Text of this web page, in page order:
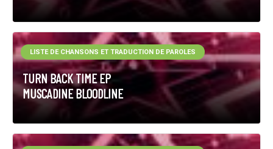
TURN BACK TIME EP
MUSCADINE BLOODLINE
LISTE DE CHANSONS ET TRADUCTION DE PAROLES